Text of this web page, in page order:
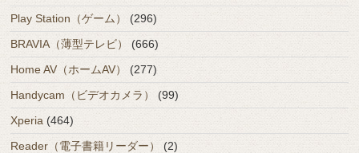
Play Station（ゲーム）
(296)
BRAVIA（薄型テレビ）
(666)
Home AV（ホームAV）
(277)
Handycam（ビデオカメラ）
(99)
Xperia (464)
Reader（電子書籍リーダー）
(2)